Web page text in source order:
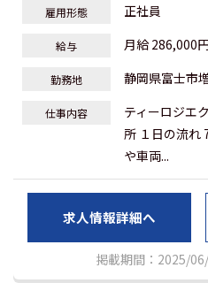
雇用形態 正社員
給与 月給 286,000
勤務地 静岡県富士市
仕事内容
ティーロジエ
所 １日の流
や車両...
求人情報詳細へ
掲載期間：2025/